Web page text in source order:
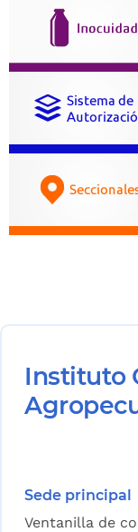
Instituto
Sede principal
Ventanilla de